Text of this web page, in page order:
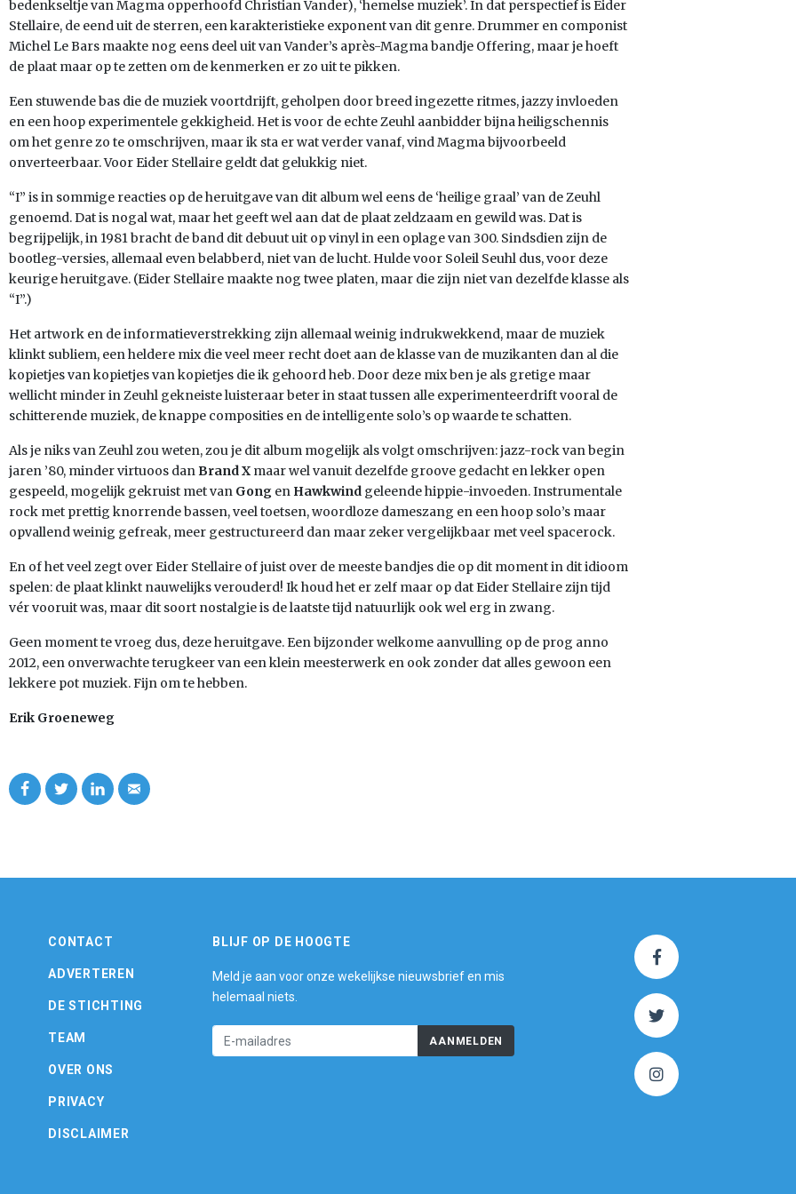
bedenkseltje van Magma opperhoofd Christian Vander), ‘hemelse muziek’. In dat perspectief is Eider
Stellaire, de eend uit de sterren, een karakteristieke exponent van dit genre. Drummer en componist
Michel Le Bars maakte nog eens deel uit van Vander’s après-Magma bandje Offering, maar je hoeft
de plaat maar op te zetten om de kenmerken er zo uit te pikken.
Een stuwende bas die de muziek voortdrijft, geholpen door breed ingezette ritmes, jazzy invloeden
en een hoop experimentele gekkigheid. Het is voor de echte Zeuhl aanbidder bijna heiligschennis
om het genre zo te omschrijven, maar ik sta er wat verder vanaf, vind Magma bijvoorbeeld
onverteerbaar. Voor Eider Stellaire geldt dat gelukkig niet.
“I” is in sommige reacties op de heruitgave van dit album wel eens de ‘heilige graal’ van de Zeuhl
genoemd. Dat is nogal wat, maar het geeft wel aan dat de plaat zeldzaam en gewild was. Dat is
begrijpelijk, in 1981 bracht de band dit debuut uit op vinyl in een oplage van 300. Sindsdien zijn de
bootleg-versies, allemaal even belabberd, niet van de lucht. Hulde voor Soleil Seuhl dus, voor deze
keurige heruitgave. (Eider Stellaire maakte nog twee platen, maar die zijn niet van dezelfde klasse als
“I”.)
Het artwork en de informatieverstrekking zijn allemaal weinig indrukwekkend, maar de muziek
klinkt subliem, een heldere mix die veel meer recht doet aan de klasse van de muzikanten dan al die
kopietjes van kopietjes van kopietjes die ik gehoord heb. Door deze mix ben je als gretige maar
wellicht minder in Zeuhl gekneiste luisteraar beter in staat tussen alle experimenteerdrift vooral de
schitterende muziek, de knappe composities en de intelligente solo’s op waarde te schatten.
Als je niks van Zeuhl zou weten, zou je dit album mogelijk als volgt omschrijven: jazz-rock van begin
jaren ’80, minder virtuoos danBrand X maar wel vanuit dezelfde groove gedacht en lekker open
gespeeld, mogelijk gekruist met van Gong en Hawkwind geleende hippie-invoeden. Instrumentale
rock met prettig knorrende bassen, veel toetsen, woordloze dameszang en een hoop solo’s maar
opvallend weinig gefreak, meer gestructureerd dan maar zeker vergelijkbaar met veel spacerock.
En of het veel zegt over Eider Stellaire of juist over de meeste bandjes die op dit moment in dit idioom
spelen: de plaat klinkt nauwelijks verouderd! Ik houd het er zelf maar op dat Eider Stellaire zijn tijd
vér vooruit was, maar dit soort nostalgie is de laatste tijd natuurlijk ook wel erg in zwang.
Geen moment te vroeg dus, deze heruitgave. Een bijzonder welkome aanvulling op de prog anno
2012, een onverwachte terugkeer van een klein meesterwerk en ook zonder dat alles gewoon een
lekkere pot muziek. Fijn om te hebben.
Erik Groeneweg
CONTACT
ADVERTEREN
DE STICHTING
TEAM
OVER ONS
PRIVACY
DISCLAIMER
BLIJF OP DE HOOGTE
Meld je aan voor onze wekelijkse nieuwsbrief en mis
helemaal niets.
AANMELDEN